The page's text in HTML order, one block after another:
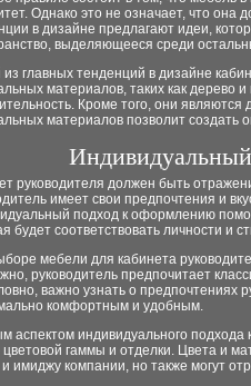
Однако это не означает, что
в дизайне предлагают идеи,
выделяющееся среди
главных тенденций в дизайне
материалов, таких как дерево
Кроме того, они
материалов позволит
руководителя должен быть
имеет свои предпочтения и
подход к оформлению
будет соответствовать личности и
мебели для кабинета
руководитель предпочитает
важно узнать о предпочтениях
комфортным и удобным.
аспектом индивидуального
гаммы и отделки. Цвета и
имиджу компании, но также могут